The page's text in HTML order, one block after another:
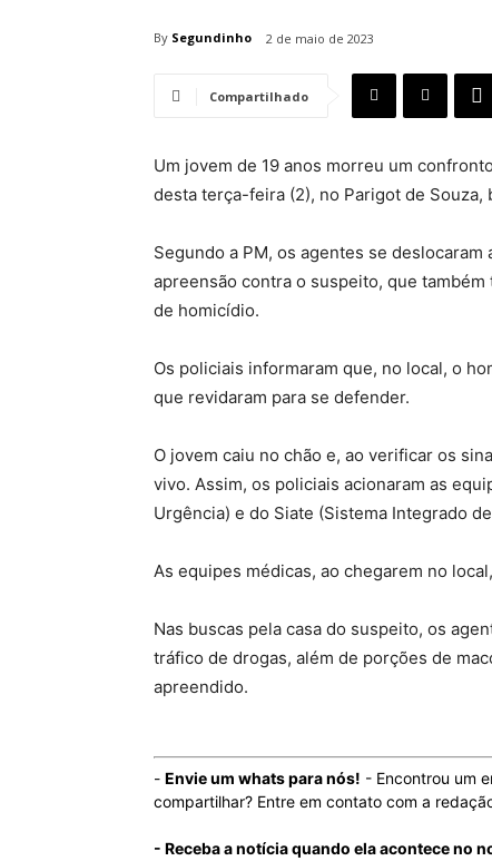
By Segundinho 2 de maio de 2023
Compartilhado
Um jovem de 19 anos morreu um
desta terça-feira (2), no Parigot de Souza,
Segundo a PM, os agentes se
apreensão contra o suspeito, que
de homicídio.
Os policiais informaram que, no local, o
que revidaram para se defender.
O jovem caiu no chão e, ao verificar os
vivo. Assim, os policiais acionaram as
Urgência) e do Siate (Sistema Integrado
As equipes médicas, ao chegarem no
Nas buscas pela casa do suspeito, os
tráfico de drogas, além de porções de
apreendido.
- Envie um whats para nós! - Encontrou um
compartilhar? Entre em contato com a
- Receba a notícia quando ela acontece no